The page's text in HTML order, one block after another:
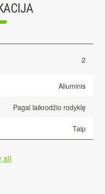
2
Aliuminis
Pagal laikrodžio rodyklę
Taip
all